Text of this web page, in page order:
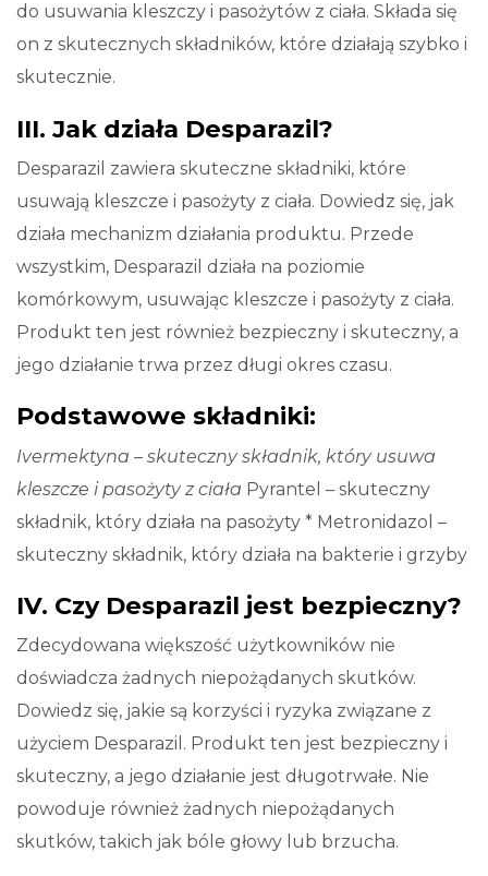
do usuwania kleszczy i pasożytów z ciała. Składa się
on z skutecznych składników, które działają szybko i
skutecznie.
III. Jak działa Desparazil?
Desparazil zawiera skuteczne składniki, które
usuwają kleszcze i pasożyty z ciała. Dowiedz się, jak
działa mechanizm działania produktu. Przede
wszystkim, Desparazil działa na poziomie
komórkowym, usuwając kleszcze i pasożyty z ciała.
Produkt ten jest również bezpieczny i skuteczny, a
jego działanie trwa przez długi okres czasu.
Podstawowe składniki:
Ivermektyna – skuteczny składnik, który usuwa
kleszcze i pasożyty z ciała Pyrantel – skuteczny
składnik, który działa na pasożyty * Metronidazol –
skuteczny składnik, który działa na bakterie i grzyby
IV. Czy Desparazil jest bezpieczny?
Zdecydowana większość użytkowników nie
doświadcza żadnych niepożądanych skutków.
Dowiedz się, jakie są korzyści i ryzyka związane z
użyciem Desparazil. Produkt ten jest bezpieczny i
skuteczny, a jego działanie jest długotrwałe. Nie
powoduje również żadnych niepożądanych
skutków, takich jak bóle głowy lub brzucha.